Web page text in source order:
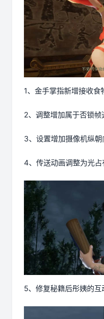
1、金手掌指新增接收食
2、调整增加属于否锁帧
3、设置增加摄像机纵
4、传送动画调整为光
5、修复秘籍后彤姨的